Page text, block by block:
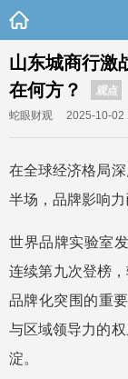
山东城商行激
在何方？
观点
蛇眼财观 2025-10-02
在全球经济格局
半场，品牌影响力
世界品牌实验室
连续第九次登榜
品牌化突围的重
与区域领导力的
淀。